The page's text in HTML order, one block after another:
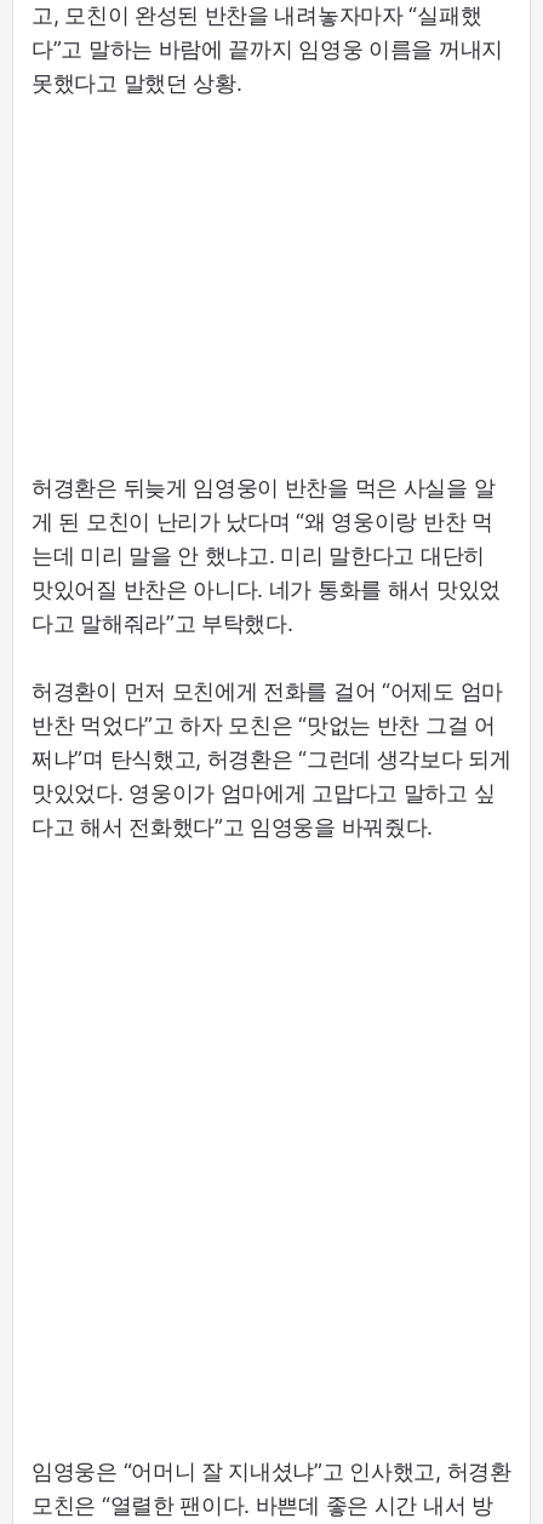
고, 모친이 완성된 반찬을 내려놓자마자 “실패했
다”고 말하는 바람에 끝까지 임영웅 이름을 꺼내지
못했다고 말했던 상황.
허경환은 뒤늦게 임영웅이 반찬을 먹은 사실을 알
게 된 모친이 난리가 났다며 “왜 영웅이랑 반찬 먹
는데 미리 말을 안 했냐고. 미리 말한다고 대단히
맛있어질 반찬은 아니다. 네가 통화를 해서 맛있었
다고 말해줘라”고 부탁했다.
허경환이 먼저 모친에게 전화를 걸어 “어제도 엄마
반찬 먹었다”고 하자 모친은 “맛없는 반찬 그걸 어
쩌냐”며 탄식했고, 허경환은 “그런데 생각보다 되게
맛있었다. 영웅이가 엄마에게 고맙다고 말하고 싶
다고 해서 전화했다”고 임영웅을 바꿔줬다.
임영웅은 “어머니 잘 지내셨냐”고 인사했고, 허경환
모친은 “열렬한 팬이다. 바쁜데 좋은 시간 내서 방